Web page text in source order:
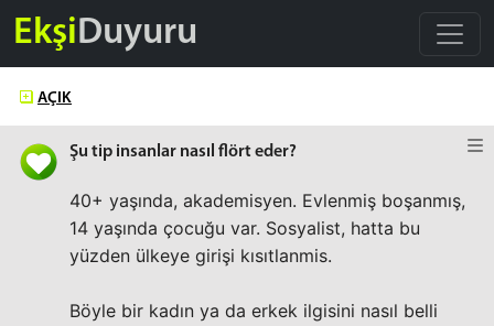
EkşiDuyuru
AÇIK
Şu tip insanlar nasıl flört eder?
40+ yaşında, akademisyen. Evlenmiş boşanmış,
14 yaşında çocuğu var. Sosyalist, hatta bu
yüzden ülkeye girişi kısıtlanmis.
Böyle bir kadın ya da erkek ilgisini nasıl belli